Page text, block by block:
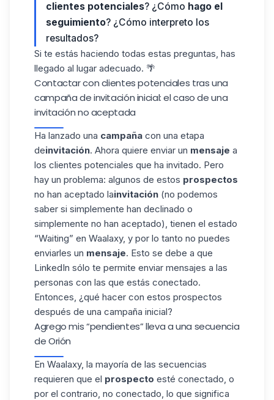
clientes potenciales? ¿Cómo hago el
seguimiento? ¿Cómo interpreto los
resultados?
Si te estás haciendo todas estas preguntas, has
llegado al lugar adecuado. 🌴
Contactar con clientes potenciales tras una
campaña de invitación inicial: el caso de una
invitación no aceptada
Ha lanzado una campaña con una etapa
deinvitación. Ahora quiere enviar un mensaje a
los clientes potenciales que ha invitado. Pero
hay un problema: algunos de estos prospectos
no han aceptado lainvitación (no podemos
saber si simplemente han declinado o
simplemente no han aceptado), tienen el estado
“Waiting” en Waalaxy, y por lo tanto no puedes
enviarles un mensaje. Esto se debe a que
LinkedIn sólo te permite enviar mensajes a las
personas con las que estás conectado.
Entonces, ¿qué hacer con estos prospectos
después de una campaña inicial?
Agrego mis “pendientes” lleva a una secuencia
de Orión
En Waalaxy, la mayoría de las secuencias
requieren que el prospecto esté conectado, o
por el contrario, no conectado, lo que significa